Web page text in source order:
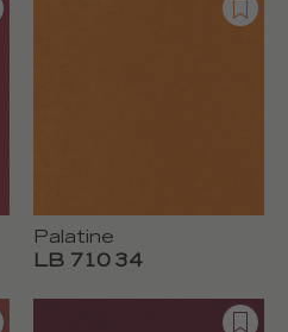
Palatine
LB 710 34